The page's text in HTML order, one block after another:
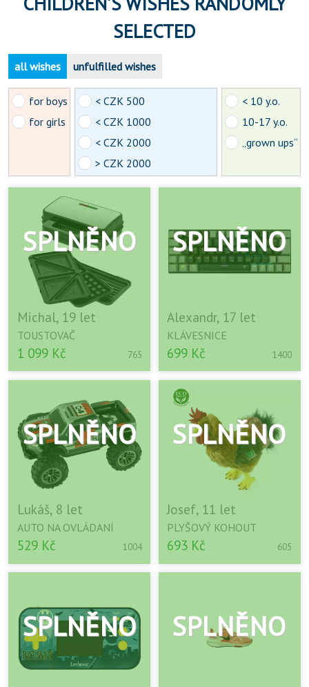
SELECTED
all wishes unfulfilled wishes
for boys
for girls
< CZK 500
< CZK 1000
< CZK 2000
> CZK 2000
< 10 y.o.
10-17 y.o.
„grown ups“
Michal, 19 let
TOUSTOVAČ
1 099 Kč 765
Alexandr, 17 let
KLÁVESNICE
699 Kč 1400
Lukáš, 8 let
AUTO NA OVLÁDANÍ
529 Kč 1004
Josef, 11 let
PLYŠOVÝ KOHOUT
693 Kč 605